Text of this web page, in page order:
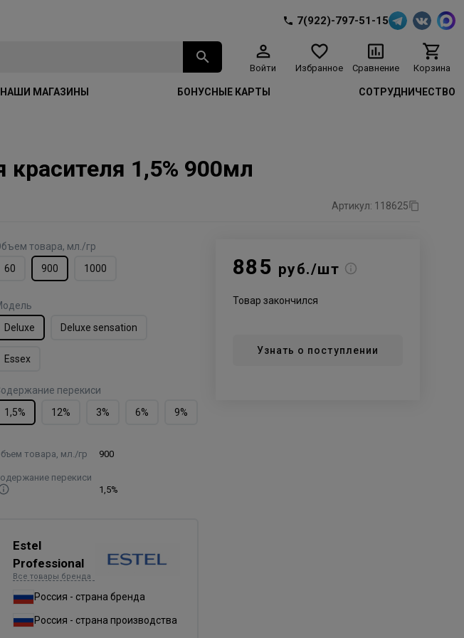
7(922)-797-51-15
Войти Избранное Сравнение Корзина
НАШИ МАГАЗИНЫ БОНУСНЫЕ КАРТЫ СОТРУДНИЧЕСТВО
1,5% 900мл
Артикул: 118625
товара, мл./гр
60
900 1000
Deluxe
Deluxe sensation
Essex
перекиси
1,5%
12% 3% 6% 9%
товара, мл./гр 900
перекиси
1,5%
Estel
Professional
Все товары бренда
Россия - страна бренда
Россия - страна производства
885 руб./шт
Товар закончился
Узнать о поступлении